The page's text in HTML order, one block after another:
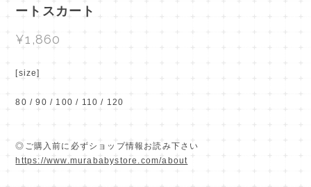
ートスカート
¥1,860
[size]
80 / 90 / 100 / 110 / 120
◎ご購入前に必ずショップ情報お読み下さい
https://www.murababystore.com/about